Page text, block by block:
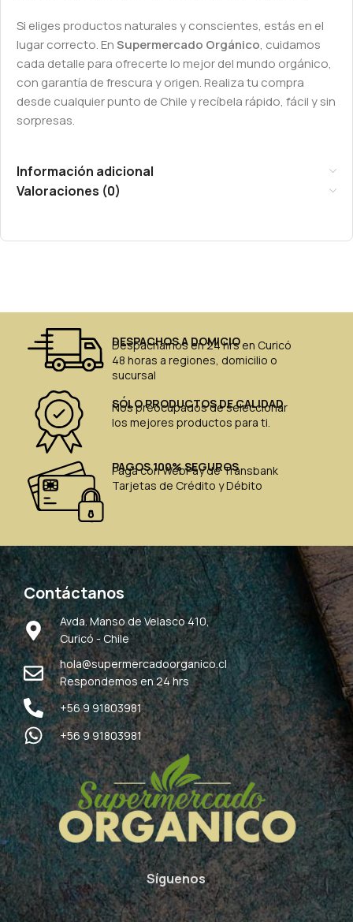
Si eliges productos naturales y conscientes, estás en el
lugar correcto. EnSupermercado Orgánico, cuidamos
cada detalle para ofrecerte lo mejor del mundo orgánico,
con garantía de frescura y origen. Realiza tu compra
desde cualquier punto de Chile y recíbela rápido, fácil y sin
sorpresas.
Información adicional
Valoraciones (0)
DESPACHOS A DOMICIO
Despachamos en 24 hrs en Curicó
48 horas a regiones, domicilio o
sucursal
SÓLO PRODUCTOS DE CALIDAD
Nos preocupados de seleccionar
los mejores productos para ti.
PAGOS 100% SEGUROS
Paga con WebPay de Transbank
Tarjetas de Crédito y Débito
Contáctanos
Avda. Manso de Velasco 410,
Curicó - Chile
hola@supermercadoorganico.cl
Respondemos en 24 hrs
+56 9 91803981
+56 9 91803981
Síguenos